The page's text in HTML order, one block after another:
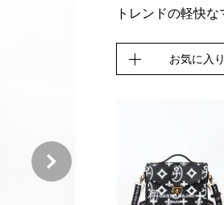
トレンドの軽快
お気に入